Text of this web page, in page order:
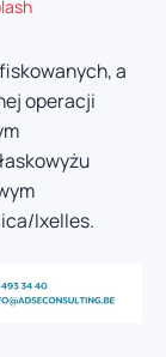
a
operacji
Ixelles.